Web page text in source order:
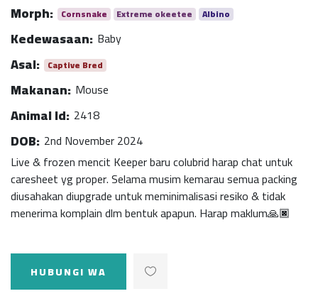
Morph: Cornsnake Extreme okeetee Albino
Kedewasaan: Baby
Asal: Captive Bred
Makanan: Mouse
Animal Id: 2418
DOB: 2nd November 2024
Live & frozen mencit Keeper baru colubrid harap chat untuk
caresheet yg proper. Selama musim kemarau semua packing
diusahakan diupgrade untuk meminimalisasi resiko & tidak
menerima komplain dlm bentuk apapun. Harap maklum🙏🏿
HUBUNGI WA